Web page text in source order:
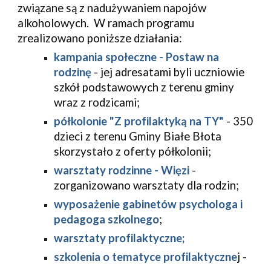
związane są z nadużywaniem napojów
alkoholowych.  W ramach programu
zrealizowano poniższe działania:
kampania społeczne - Postaw na
rodzinę - jej adresatami byli uczniowie
szkół podstawowych z terenu gminy
wraz z rodzicami;
półkolonie "Z profilaktyką na TY" - 350
dzieci z terenu Gminy Białe Błota
skorzystało z oferty półkolonii;
warsztaty rodzinne - Więzi -
zorganizowano warsztaty dla rodzin;
wyposażenie gabinetów psychologa i
pedagoga szkolnego;
warsztaty profilaktyczne;
szkolenia o tematyce profilaktycznej -